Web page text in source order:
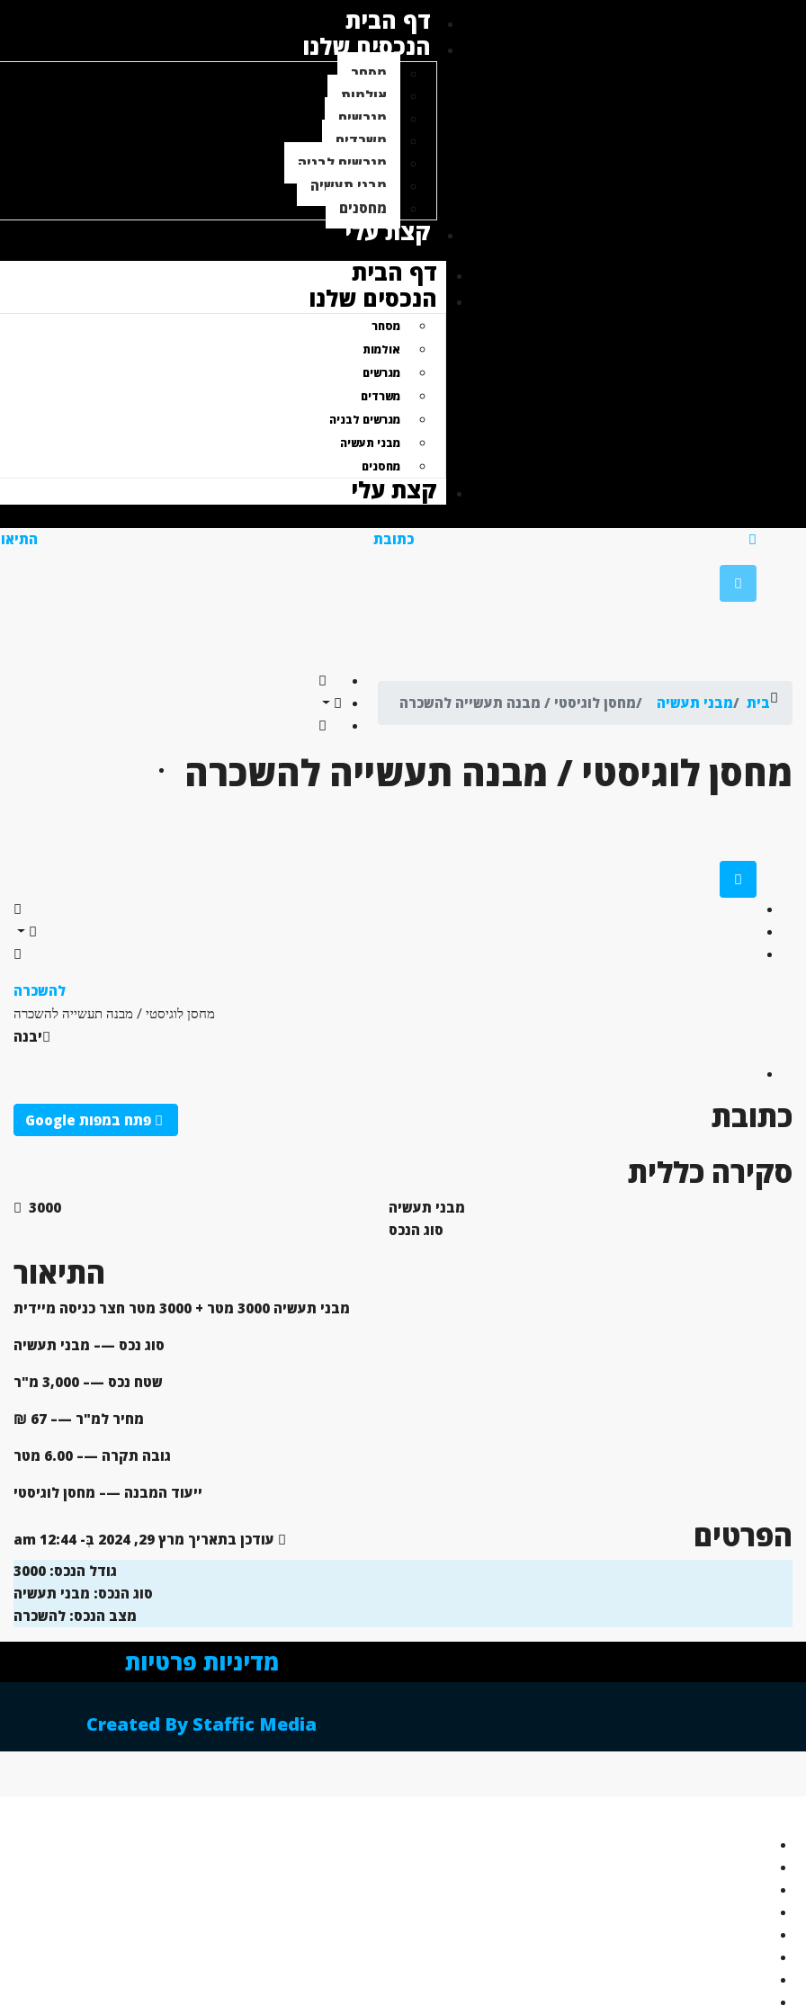
דף הבית
הנכסים שלנו
מסחר
אולמות
מגרשים
משרדים
מגרשים לבניה
מבני תעשיה
מחסנים
קצת עלי
דף הבית
הנכסים שלנו
מסחר
אולמות
מגרשים
משרדים
מגרשים לבניה
מבני תעשיה
מחסנים
קצת עלי
כתובת
בית מבני תעשיה מחסן לוגיסטי / מבנה תעשייה להשכרה
מחסן לוגיסטי / מבנה תעשייה להשכרה
להשכרה
מחסן לוגיסטי / מבנה תעשייה להשכרה
יבנה
כתובת פתח במפות Google
סקירה כללית
מבני תעשיה
סוג הנכס
3000
התיאור
מבני תעשיה 3000 מטר + 3000 מטר חצר כניסה מיידית
סוג נכס —– מבני תעשיה
שטח נכס —– 3,000 מ"ר
מחיר למ"ר —– 67 ₪
גובה תקרה —– 6.00 מטר
ייעוד המבנה —– מחסן לוגיסטי
הפרטים
עודכן בתאריך מרץ 29, 2024 בְּ- 12:44 am
גודל הנכס: 3000
סוג הנכס: מבני תעשיה
מצב הנכס: להשכרה
מדיניות פרטיות
Created By Staffic Media